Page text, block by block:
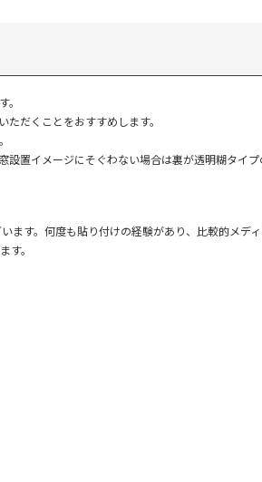
。
だくことをおすすめします。
置イメージにそぐわない場合は裏が透明糊タイプ
す。何度も貼り付けの経験があり、比較的メデ
す。